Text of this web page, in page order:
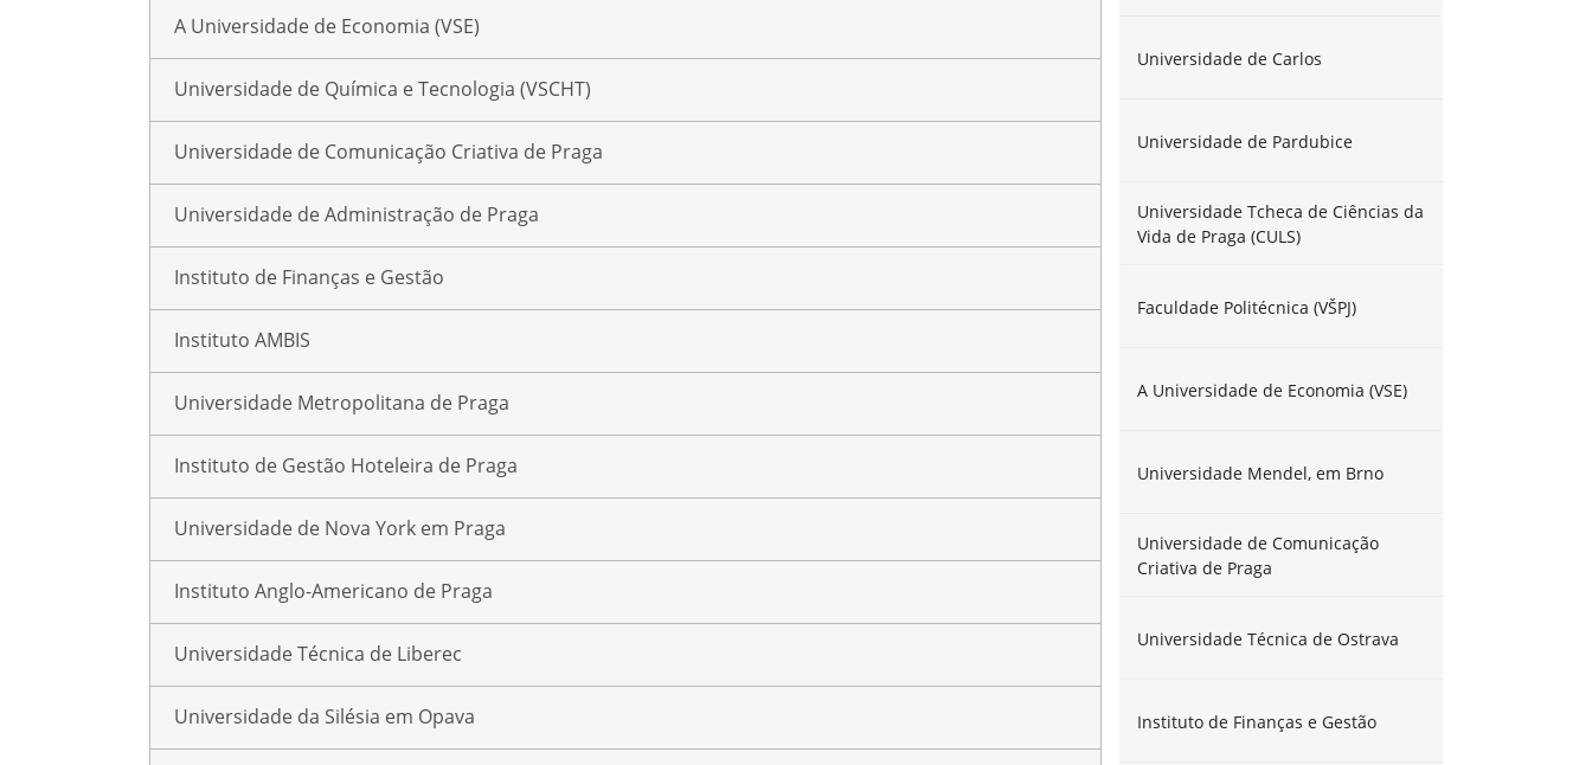
A Universidade de Economia (VSE)
Universidade de Química e Tecnologia (VSCHT)
Universidade de Comunicação Criativa de Praga
Universidade de Administração de Praga
Instituto de Finanças e Gestão
Instituto AMBIS
Universidade Metropolitana de Praga
Instituto de Gestão Hoteleira de Praga
Universidade de Nova York em Praga
Instituto Anglo-Americano de Praga
Universidade Técnica de Liberec
Universidade da Silésia em Opava
Universidade de Carlos
Universidade de Pardubice
Universidade Tcheca de Ciências da
Vida de Praga (CULS)
Faculdade Politécnica (VŠPJ)
A Universidade de Economia (VSE)
Universidade Mendel, em Brno
Universidade de Comunicação
Criativa de Praga
Universidade Técnica de Ostrava
Instituto de Finanças e Gestão